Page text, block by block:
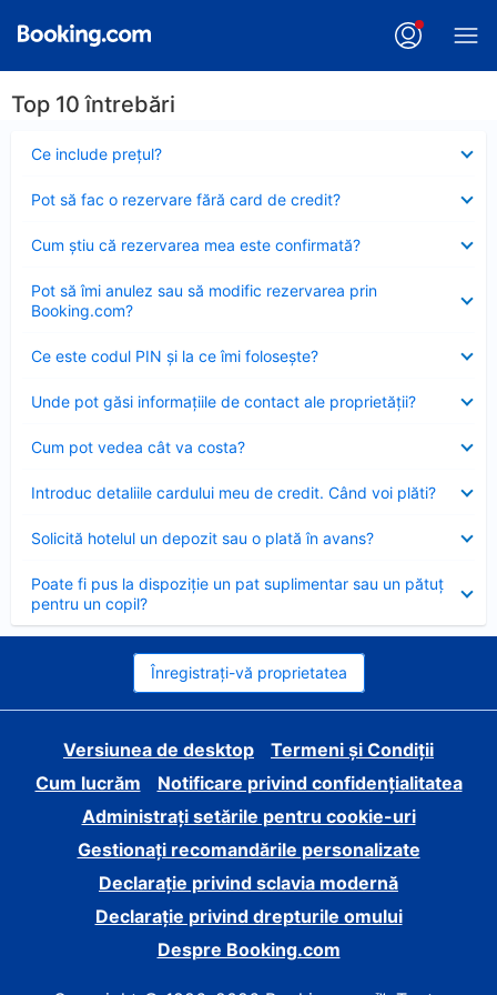
Top 10 întrebări
Ce include preţul?
închis
Pot să fac o rezervare fără card de credit?
închis
Cum ştiu că rezervarea mea este confirmată?
închis
Pot să îmi anulez sau să modific rezervarea prin
Booking.com?
închis
Ce este codul PIN şi la ce îmi foloseşte?
închis
Unde pot găsi informațiile de contact ale proprietății?
închis
Cum pot vedea cât va costa?
închis
Introduc detaliile cardului meu de credit. Când voi plăti?
închis
Solicită hotelul un depozit sau o plată în avans?
închis
Poate fi pus la dispoziție un pat suplimentar sau un pătuț
pentru un copil?
închis
Înregistrați-vă proprietatea
Versiunea de desktop
Termeni și Condiții
Cum lucrăm
Notificare privind confidențialitatea
Administrați setările pentru cookie-uri
Gestionați recomandările personalizate
Declarație privind sclavia modernă
Declarație privind drepturile omului
Despre Booking.com